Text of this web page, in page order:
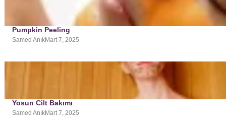
Pumpkin Peeling
Samed AnıkMart 7, 2025
Yosun Cilt Bakımı
Samed AnıkMart 7, 2025